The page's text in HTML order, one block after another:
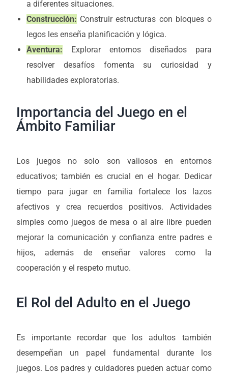
a diferentes situaciones.
Construcción: Construir estructuras con bloques o
legos les enseña planificación y lógica.
Aventura: Explorar entornos diseñados para
resolver desafíos fomenta su curiosidad y
habilidades exploratorias.
Importancia del Juego en el
Ámbito Familiar
Los juegos no solo son valiosos en entornos
educativos; también es crucial en el hogar. Dedicar
tiempo para jugar en familia fortalece los lazos
afectivos y crea recuerdos positivos. Actividades
simples como juegos de mesa o al aire libre pueden
mejorar la comunicación y confianza entre padres e
hijos, además de enseñar valores como la
cooperación y el respeto mutuo.
El Rol del Adulto en el Juego
Es importante recordar que los adultos también
desempeñan un papel fundamental durante los
juegos. Los padres y cuidadores pueden actuar como